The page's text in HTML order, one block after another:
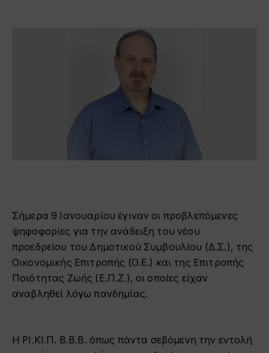
Σήμερα 9 Ιανουαρίου έγιναν οι προβλεπόμενες
ψηφοφορίες για την ανάδειξη του νέου
προεδρείου του Δημοτικού Συμβουλίου (Δ.Σ.), της
Οικονομικής Επιτροπής (Ο.Ε.) και της Επιτροπής
Ποιότητας Ζωής (Ε.Π.Ζ.), οι οποίες είχαν
αναβληθεί λόγω πανδημίας.
Η ΡΙ.ΚΙ.Π. Β.Β.Β. όπως πάντα σεβόμενη την εντολή